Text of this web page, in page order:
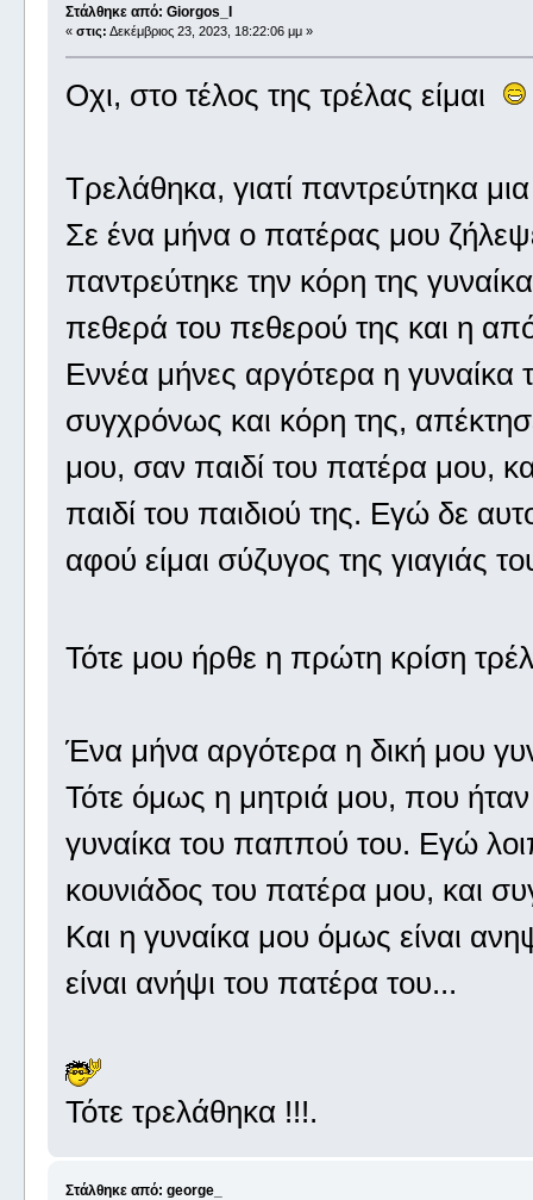
Στάλθηκε από: Giorgos_I
« στις: Δεκέμβριος 23, 2023, 18:22:06 μμ »
Οχι, στο τέλος της τρέλας είμαι
Τρελάθηκα, γιατί παντρεύτηκα
Σε ένα μήνα ο πατέρας μου
παντρεύτηκε την κόρη της
πεθερά του πεθερού της και η
Εννέα μήνες αργότερα η γυναίκα
συγχρόνως και κόρη της,
μου, σαν παιδί του πατέρα μου,
παιδί του παιδιού της. Εγώ δε
αφού είμαι σύζυγος της γιαγιάς
Τότε μου ήρθε η πρώτη κρίση
Ένα μήνα αργότερα η δική μου
Τότε όμως η μητριά μου, που ήταν
γυναίκα του παππού του. Εγώ
κουνιάδος του πατέρα μου, και
Και η γυναίκα μου όμως είναι
είναι ανήψι του πατέρα του...
Τότε τρελάθηκα !!!.
Στάλθηκε από: george_